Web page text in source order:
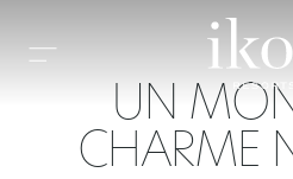
UN
CHARME